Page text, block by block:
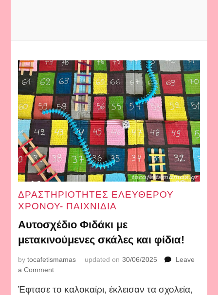
ΔΡΑΣΤΗΡΙΟΤΗΤΕΣ ΕΛΕΥΘΕΡΟΥ
ΧΡΟΝΟΥ- ΠΑΙΧΝΙΔΙΑ
Αυτοσχέδιο Φιδάκι με
μετακινούμενες σκάλες και φίδια!
bytocafetismamas updated on 30/06/2025
Leave
a Commenton
Φιδάκι
Έφτασε το καλοκαίρι, έκλεισαν τα σχολεία,